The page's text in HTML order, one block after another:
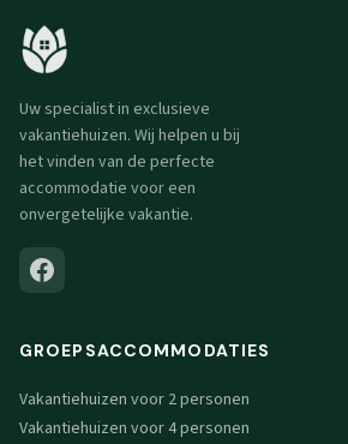
Uw specialist in exclusieve
vakantiehuizen. Wij helpen u bij
het vinden van de perfecte
accommodatie voor een
onvergetelijke vakantie.
GROEPSACCOMMODATIES
Vakantiehuizen voor 2 personen
Vakantiehuizen voor 4 personen